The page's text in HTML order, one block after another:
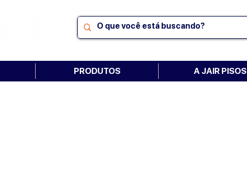
PRODUTOS A JAIR PISOS